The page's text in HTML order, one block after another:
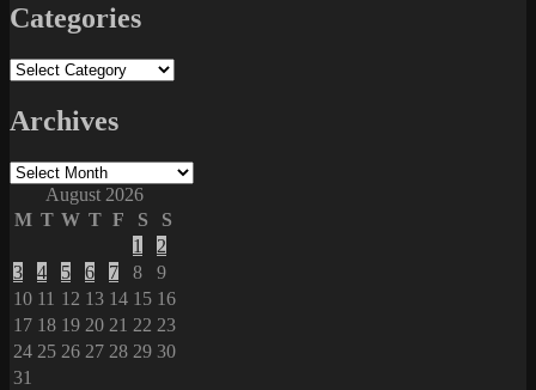
Categories
Categories
Archives
Archives
August 2026
M T W T F S
S
1
2
3
4 5 6 7 8
9
10 11 12 13 14 15 16
17 18 19 20 21 22 23
24 25 26 27 28 29 30
31